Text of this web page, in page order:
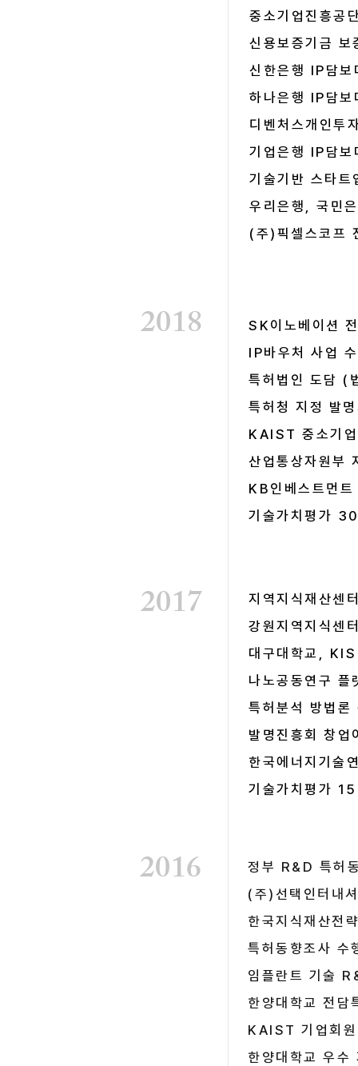
2018
2017
2016
중소기업진흥공
신용보증기금
신한은행 IP담보
하나은행 IP담보
디벤처스개인투
기업은행 IP담보
기술기반 스타
우리은행, 국민
​(주)픽셀스코프
SK이노베이션
IP바우처 사업
특허법인 도담 (
특허청 지정 발
KAIST 중소기
산업통상자원부
KB인베스트먼
기술가치평가
지역지식재산센
강원지역지식센
대구대학교,
나노공동연구 플
특허분석 방법
발명진흥회 창
한국에너지기술
기술가치평가
정부 R&D 특허
(주)선택인터내
한국지식재산전
특허동향조사 수
임플란트 기술
한양대학교 전담
KAIST 기업회
한양대학교 우